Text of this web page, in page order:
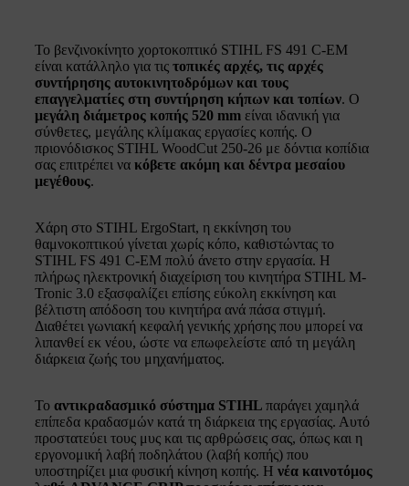
Το βενζινοκίνητο χορτοκοπτικό STIHL FS 491 C-EM
είναι κατάλληλο για τις τοπικές αρχές, τις αρχές
συντήρησης αυτοκινητοδρόμων και τους
επαγγελματίες στη συντήρηση κήπων και τοπίων. Ο
μεγάλη διάμετρος κοπής 520 mm είναι ιδανική για
σύνθετες, μεγάλης κλίμακας εργασίες κοπής. Ο
πριονόδισκος STIHL WoodCut 250-26 με δόντια κοπίδια
σας επιτρέπει να κόβετε ακόμη και δέντρα μεσαίου
μεγέθους.
Χάρη στο STIHL ErgoStart, η εκκίνηση του
θαμνοκοπτικού γίνεται χωρίς κόπο, καθιστώντας το
STIHL FS 491 C-EM πολύ άνετο στην εργασία. Η
πλήρως ηλεκτρονική διαχείριση του κινητήρα STIHL M-
Tronic 3.0 εξασφαλίζει επίσης εύκολη εκκίνηση και
βέλτιστη απόδοση του κινητήρα ανά πάσα στιγμή.
Διαθέτει γωνιακή κεφαλή γενικής χρήσης που μπορεί να
λιπανθεί εκ νέου, ώστε να επωφελείστε από τη μεγάλη
διάρκεια ζωής του μηχανήματος.
Το αντικραδασμικό σύστημα STIHL παράγει χαμηλά
επίπεδα κραδασμών κατά τη διάρκεια της εργασίας. Αυτό
προστατεύει τους μυς και τις αρθρώσεις σας, όπως και η
εργονομική λαβή ποδηλάτου (λαβή κοπής) που
υποστηρίζει μια φυσική κίνηση κοπής. Η νέα καινοτόμος